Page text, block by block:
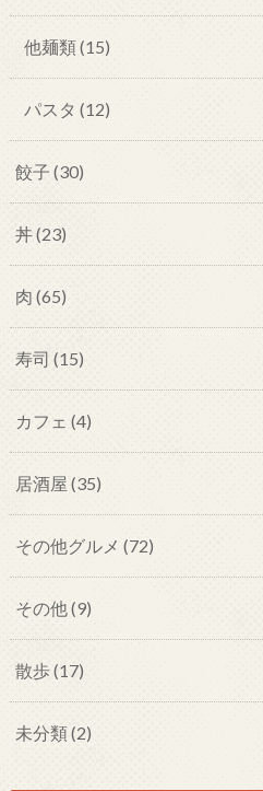
他麺類(15)
パスタ (12)
餃子 (30)
丼(23)
肉 (65)
寿司 (15)
カフェ (4)
居酒屋 (35)
その他グルメ (72)
その他(9)
散歩(17)
未分類(2)